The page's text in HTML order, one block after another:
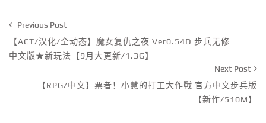
Previous Post
【ACT/汉化/全动态】魔女复仇之夜 Ver0.54D 步兵无修
中文版★新玩法【9月大更新/1.3G】
Next Post
【RPG/中文】票者！小慧的打工大作戰 官方中文步兵版
【新作/510M】